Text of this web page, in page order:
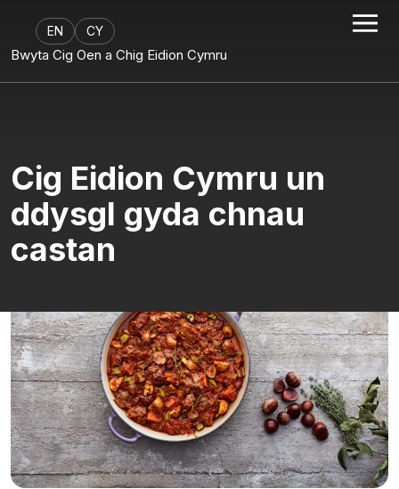
EN CY
Bwyta Cig Oen a Chig Eidion Cymru
Cig Eidion Cymru un
ddysgl gyda chnau
castan